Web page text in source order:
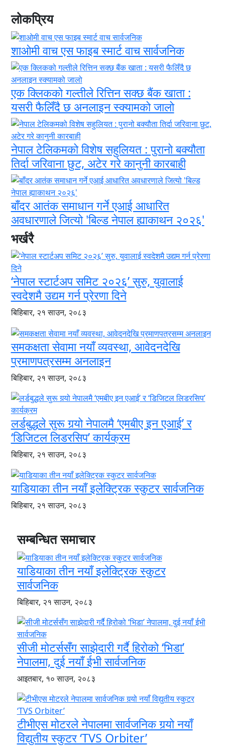
लोकप्रिय
शाओमी वाच एस फाइब स्मार्ट वाच सार्वजनिक
एक क्लिकको गल्तीले रित्तिन सक्छ बैंक खाता :
यसरी फैलिँदै छ अनलाइन स्क्यामको जालो
नेपाल टेलिकमको विशेष सहुलियत : पुरानो बक्यौता
तिर्दा जरिवाना छुट, अटेर गरे कानुनी कारबाही
बाँदर आतंक समाधान गर्ने एआई आधारित
अवधारणाले जित्यो 'बिल्ड नेपाल ह्याकाथन २०२६'
भर्खरै
‘नेपाल स्टार्टअप समिट २०२६’ सुरु, युवालाई
स्वदेशमै उद्यम गर्न प्रेरणा दिने
बिहिबार, २१ साउन, २०८३
समकक्षता सेवामा नयाँ व्यवस्था, आवेदनदेखि
प्रमाणपत्रसम्म अनलाइन
बिहिबार, २१ साउन, २०८३
लर्डबुद्धले सुरू गर्‍यो नेपालमै ‘एमबीए इन एआई’ र
‘डिजिटल लिडरसिप’ कार्यक्रम
बिहिबार, २१ साउन, २०८३
याडियाका तीन नयाँ इलेक्ट्रिक स्कुटर सार्वजनिक
बिहिबार, २१ साउन, २०८३
सम्बन्धित समाचार
याडियाका तीन नयाँ इलेक्ट्रिक स्कुटर
सार्वजनिक
बिहिबार, २१ साउन, २०८३
सीजी मोटर्ससँग साझेदारी गर्दै हिरोको ‘भिडा’
नेपालमा, दुई नयाँ ईभी सार्वजनिक
आइतबार, १० साउन, २०८३
टीभीएस मोटरले नेपालमा सार्वजनिक गर्‍यो नयाँ
विद्युतीय स्कुटर ‘TVS Orbiter’